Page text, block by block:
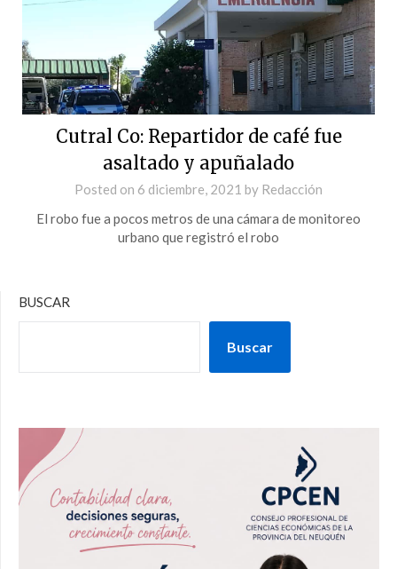
Cutral Co: Repartidor de café fue
asaltado y apuñalado
Posted on 6 diciembre, 2021 by Redacción
El robo fue a pocos metros de una cámara de monitoreo
urbano que registró el robo
BUSCAR
Buscar